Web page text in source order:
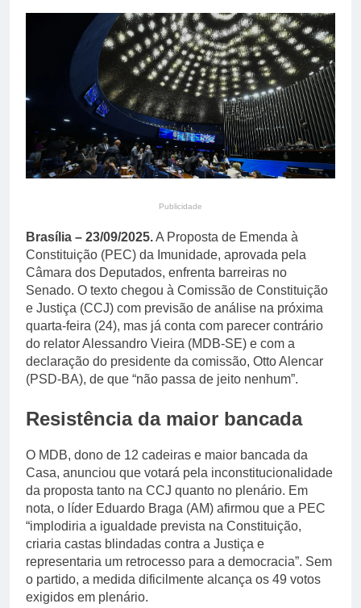
punição a juiz Adriano
Morelli
13 Horas Ago
PT divulga diretrizes do
novo plano de governo
de Lula para a reeleição
13 Horas Ago
Publicidade
Brasília – 23/09/2025.A Proposta de Emenda à
Constituição (PEC) da Imunidade, aprovada pela
Câmara dos Deputados, enfrenta barreiras no
Senado. O texto chegou à Comissão de Constituição
e Justiça (CCJ) com previsão de análise na próxima
quarta-feira (24), mas já conta com parecer contrário
do relator Alessandro Vieira (MDB-SE) e com a
declaração do presidente da comissão, Otto Alencar
(PSD-BA), de que “não passa de jeito nenhum”.
Resistência da maior bancada
O MDB, dono de 12 cadeiras e maior bancada da
Casa, anunciou que votará pela inconstitucionalidade
da proposta tanto na CCJ quanto no plenário. Em
nota, o líder Eduardo Braga (AM) afirmou que a PEC
“implodiria a igualdade prevista na Constituição,
criaria castas blindadas contra a Justiça e
representaria um retrocesso para a democracia”. Sem
o partido, a medida dificilmente alcança os 49 votos
exigidos em plenário.